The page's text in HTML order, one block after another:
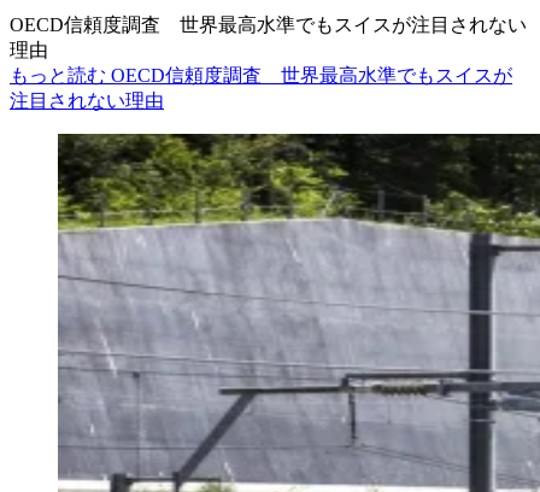
OECD信頼度調査 世界最高水準でもスイスが注目されない
理由
もっと読む OECD信頼度調査 世界最高水準でもスイスが
注目されない理由